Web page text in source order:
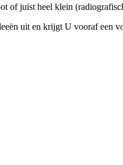
of juist heel klein
uit en krijgt U vooraf een